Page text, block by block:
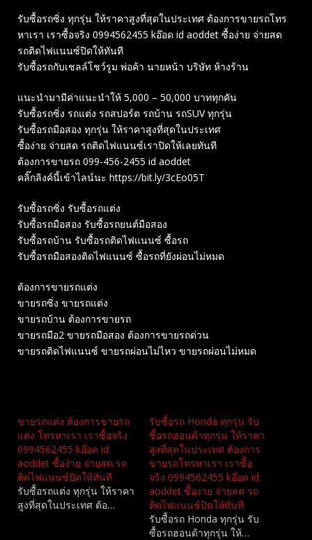
รับซื้อรถซิ่ง ทุกรุ่น ให้ราคาสูงที่สุดในประเทศ ต้องการขายรถโทร
หาเรา เราซื้อจริง 0994562455 kอ๊อด id aoddet ซื้อง่าย จ่ายสด
รถติดไฟแนนซ์ปิดให้ทันที
รับซื้อรถกับเชลล์โชว์รูม พ่อค้า นายหน้า บริษัท ห้างร้าน
แนะนำมามีค่าแนะนำให้ 5,000 – 50,000 บาททุกคัน
รับซื้อรถซิ่ง รถแต่ง รถสปอร์ต รถบ้าน รถSUV ทุกรุ่น
รับซื้อรถมือสอง ทุกรุ่น ให้ราคาสูงที่สุดในประเทศ
ซื้อง่าย จ่ายสด รถติดไฟแนนซ์เราปิดให้เลยทันที
ต้องการขายรถ 099-456-2455 id aoddet
คลิ๊กลิงค์นี้เข้าไลน์นะ https://bit.ly/3cEo05T
รับซื้อรถซิ่ง รับซื้อรถแต่ง
รับซื้อรถมือสอง รับซื้อรถยนต์มือสอง
รับซื้อรถบ้าน รับซื้อรถติดไฟแนนซ์ ซื้อรถ
รับซื้อรถมือสองติดไฟแนนซ์ ซื้อรถที่ยังผ่อนไม่หมด
ต้องการขายรถแต่ง
ขายรถซิ่ง ขายรถแต่ง
ขายรถบ้าน ต้องการขายรถ
ขายรถมือ2 ขายรถมือสอง ต้องการขายรถด่วน
ขายรถติดไฟแนนซ์ ขายรถผ่อนไม่ไหว ขายรถผ่อนไม่หมด
ขายรถแต่ง ต้องการขายรถ
แต่ง โทรหาเรา เราซื้อจริง
0994562455 kอ๊อด id
aoddet ซื้อง่าย จ่ายสด รถ
ติดไฟแนนซ์ปิดให้ทันที
รับซื้อรถแต่ง ทุกรุ่น ให้ราคา
สูงที่สุดในประเทศ ต้อ…
รับซื้อรถ Honda ทุกรุ่น รับ
ซื้อรถฮอนด้าทุกรุ่น ให้ราคา
สูงที่สุดในประเทศ ต้องการ
ขายรถโทรหาเรา เราซื้อ
จริง 0994562455 kอ๊อด id
aoddet ซื้อง่าย จ่ายสด รถ
ติดไฟแนนซ์ปิดให้ทันที
รับซื้อรถ Honda ทุกรุ่น รับ
ซื้อรถฮอนด้าทุกรุ่น ให้…